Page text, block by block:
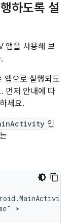
하도록 설
앱을 사용해 보
앱으로 실행되도
먼저 안내에 따
세요.
인
는
>